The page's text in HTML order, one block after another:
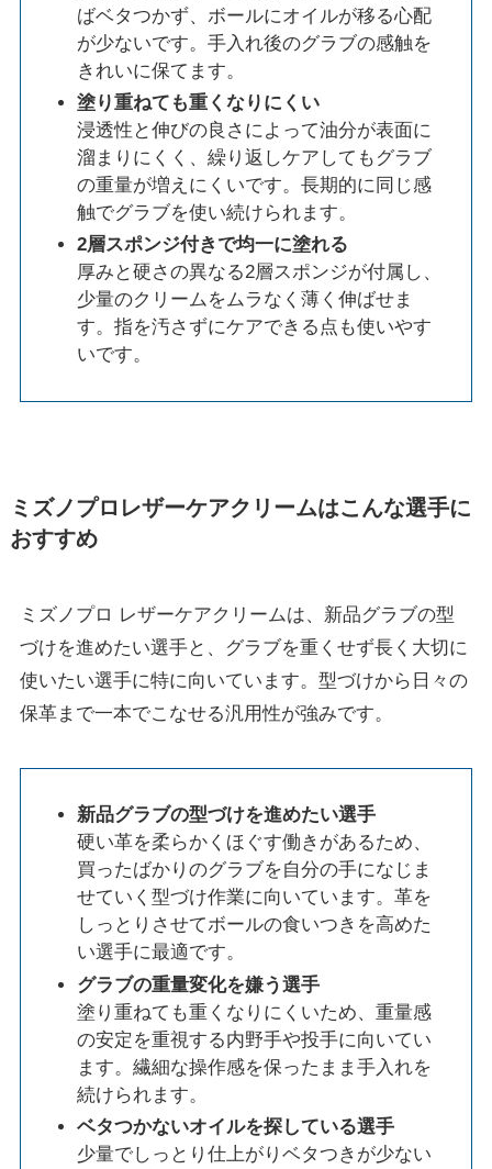
ばベタつかず、ボールにオイルが移る心配
が少ないです。手入れ後のグラブの感触を
きれいに保てます。
塗り重ねても重くなりにくい
浸透性と伸びの良さによって油分が表面に
溜まりにくく、繰り返しケアしてもグラブ
の重量が増えにくいです。長期的に同じ感
触でグラブを使い続けられます。
2層スポンジ付きで均一に塗れる
厚みと硬さの異なる2層スポンジが付属し、
少量のクリームをムラなく薄く伸ばせま
す。指を汚さずにケアできる点も使いやす
いです。
ミズノプロレザーケアクリームはこんな選手に
おすすめ
ミズノプロ レザーケアクリームは、新品グラブの型
づけを進めたい選手と、グラブを重くせず長く大切に
使いたい選手に特に向いています。型づけから日々の
保革まで一本でこなせる汎用性が強みです。
新品グラブの型づけを進めたい選手
硬い革を柔らかくほぐす働きがあるため、
買ったばかりのグラブを自分の手になじま
せていく型づけ作業に向いています。革を
しっとりさせてボールの食いつきを高めた
い選手に最適です。
グラブの重量変化を嫌う選手
塗り重ねても重くなりにくいため、重量感
の安定を重視する内野手や投手に向いてい
ます。繊細な操作感を保ったまま手入れを
続けられます。
ベタつかないオイルを探している選手
少量でしっとり仕上がりベタつきが少ない